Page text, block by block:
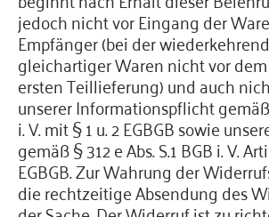
jedoch nicht vor Eingang der
Empfänger (bei der
gleichartiger Waren nicht vor
ersten Teillieferung) und auch
unserer Informationspflicht
i. V. mit § 1 u. 2 EGBGB sowie
gemäß § 312 e Abs. S.1 BGB i. V.
EGBGB. Zur Wahrung der
die rechtzeitige Absendung des